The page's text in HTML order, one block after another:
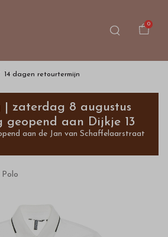
0
14 dagen retourtermijn
| zaterdag 8 augustus
geopend aan Dijkje 13
aan de Jan van Schaffelaarstraat